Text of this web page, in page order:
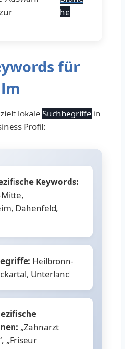
he
für
lokale Suchbegriffe in
Profil:
Keywords:
Dahenfeld,
Heilbronn-
Unterland
„Zahnarzt
„Friseur